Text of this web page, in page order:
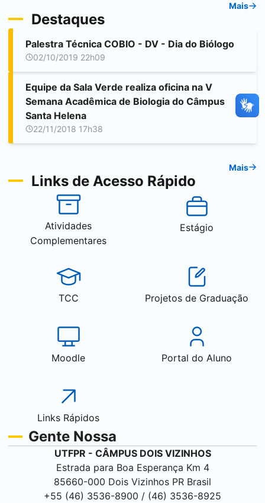
Mais
Destaques
Palestra Técnica COBIO - DV - Dia do Biólogo
02/10/2019 22h09
Equipe da Sala Verde realiza oficina na V
Semana Acadêmica de Biologia do Câmpus
Santa Helena
22/11/2018 17h38
Mais
Links de Acesso Rápido
Atividades
Complementares
Estágio
TCC Projetos de Graduação
Moodle Portal do Aluno
Links Rápidos
Gente Nossa
UTFPR - CÂMPUS DOIS VIZINHOS
Estrada para Boa Esperança Km 4
85660-000 Dois Vizinhos PR Brasil
+55 (46) 3536-8900 / (46) 3536-8925